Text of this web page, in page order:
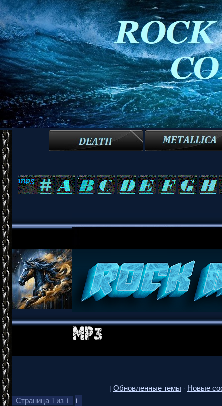
[ Обновленные темы · Новые
Страница 1 из 1 1